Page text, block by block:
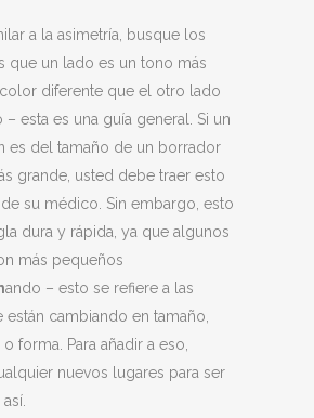
a la asimetría, busque los
que un lado es un tono más
diferente que el otro lado
– esta es una guía general. Si un
es del tamaño de un borrador
grande, usted debe traer esto
su médico. Sin embargo, esto
dura y rápida, ya que algunos
más pequeños
ando – esto se refiere a las
están cambiando en tamaño,
forma. Para añadir a eso,
nuevos lugares para ser